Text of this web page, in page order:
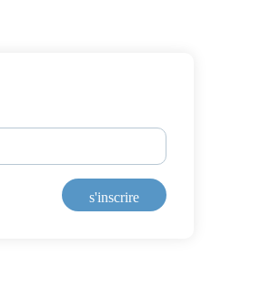
s'inscrire
utilisées conformément à notre